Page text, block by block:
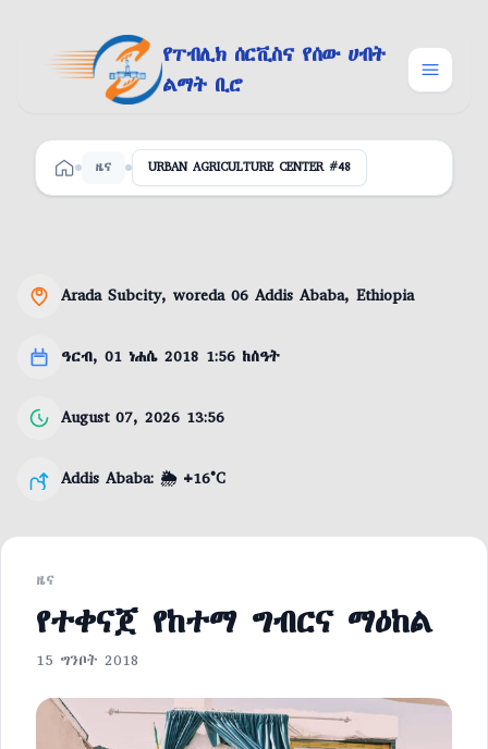
የፐብሊክ ሰርቪስና የሰው ሀብት
ልማት ቢሮ
ዋና ገፅ ዜና URBAN AGRICULTURE CENTER #48
Location
Arada Subcity, woreda 06 Addis Ababa, Ethiopia
Dateዓርብ, 01 ነሐሴ 2018 1:56 ከሰዓት
Last updated
August 07, 2026 13:56
Weather
Addis Ababa: 🌦️ +16°C
ዜና
የተቀናጀ የከተማ ግብርና ማዕከል
15 ግንቦት 2018